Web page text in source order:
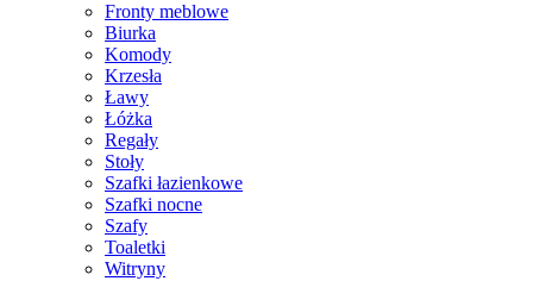
Fronty meblowe
Biurka
Komody
Krzesła
Ławy
Łóżka
Regały
Stoły
Szafki łazienkowe
Szafki nocne
Szafy
Toaletki
Witryny